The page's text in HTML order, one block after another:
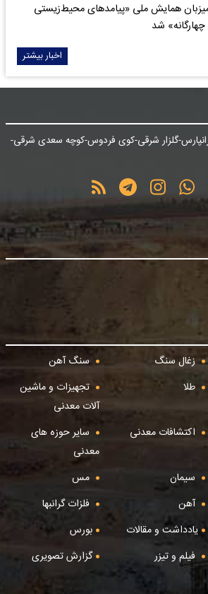
همایش ملی «پیامدهای محیط‌زیستی
شد
اخبار بیشتر
گلزار شرقی-کوی فردوس-کوچه سعدی شرقی-
زغال سنگ
سنگ آهن
طلا
تجهیزات و ماشین
آلات معدنی
اکتشافات معدنی
سایر حوزه های
معدنی
سیمان
مس
آهن
فلزات گرانبها
یادداشت و مقالات
بورس
فیلم و تیزر
گزارش تصویری